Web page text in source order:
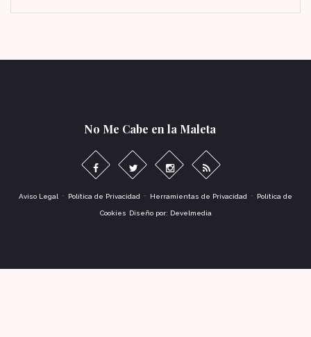
No Me Cabe en la Maleta
Aviso Legal - Política de Privacidad - Herramientas de Privacidad - Política de
Cookies Diseño por: Develmedia